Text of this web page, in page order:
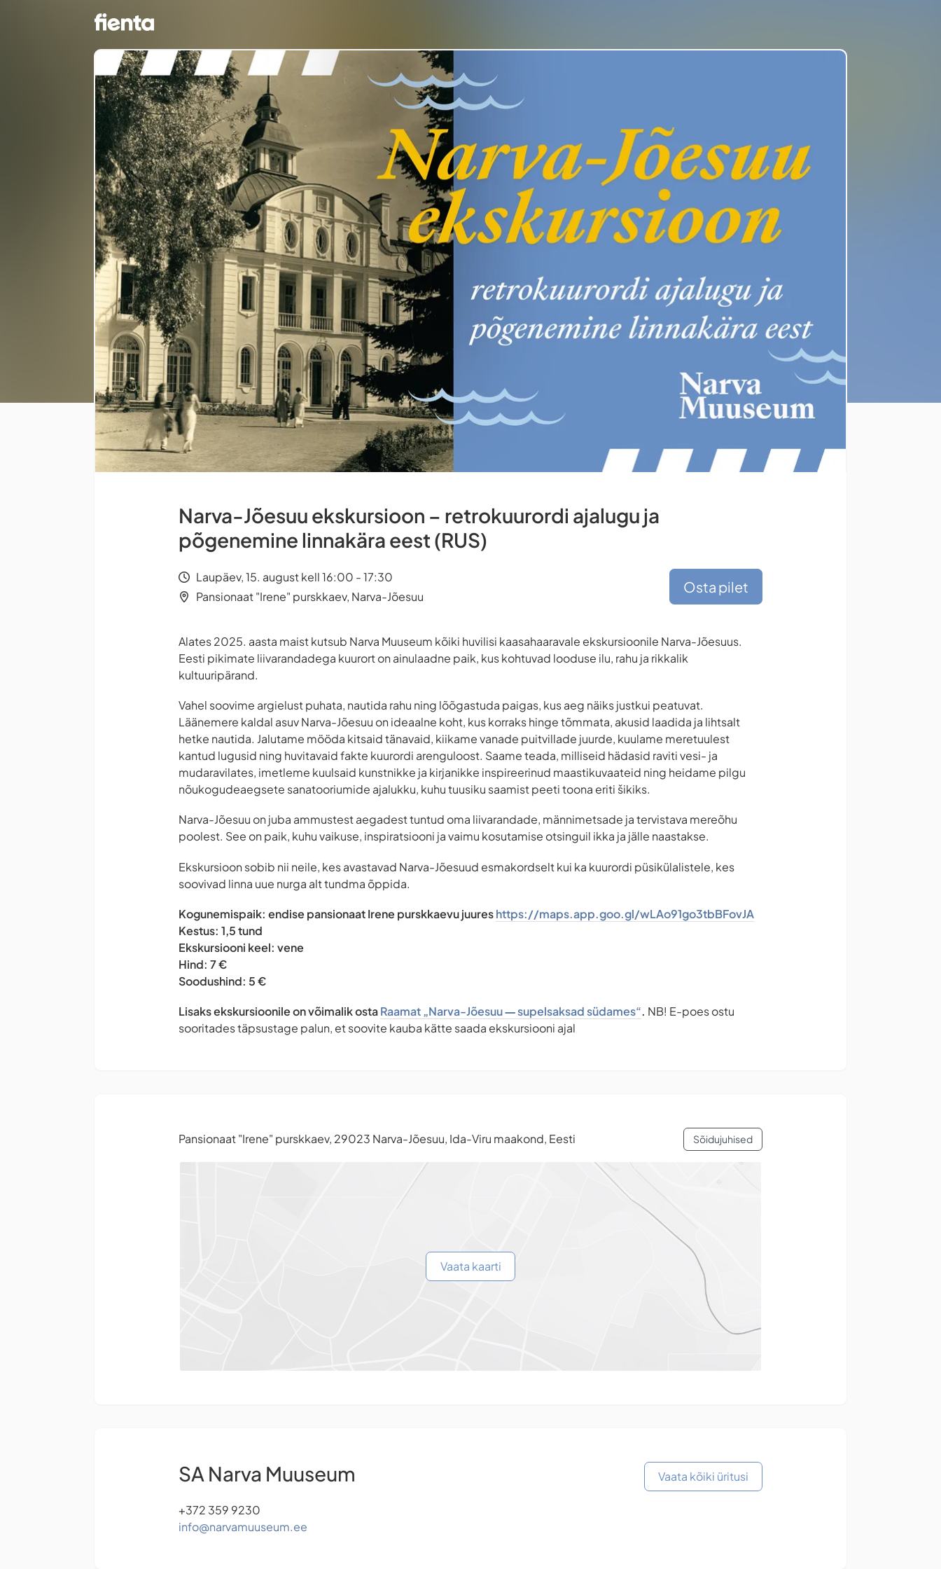
Narva-Jõesuu ekskursioon – retrokuurordi ajalugu ja
põgenemine linnakära eest (RUS)
Laupäev, 15. august kell 16:00 - 17:30
Pansionaat "Irene" purskkaev, Narva-Jõesuu
Osta pilet
Alates 2025. aasta maist kutsub Narva Muuseum kõiki huvilisi kaasahaaravale ekskursioonile Narva-Jõesuus.
Eesti pikimate liivarandadega kuurort on ainulaadne paik, kus kohtuvad looduse ilu, rahu ja rikkalik
kultuuripärand.
Vahel soovime argielust puhata, nautida rahu ning lõõgastuda paigas, kus aeg näiks justkui peatuvat.
Läänemere kaldal asuv Narva-Jõesuu on ideaalne koht, kus korraks hinge tõmmata, akusid laadida ja lihtsalt
hetke nautida. Jalutame mööda kitsaid tänavaid, kiikame vanade puitvillade juurde, kuulame meretuulest
kantud lugusid ning huvitavaid fakte kuurordi arenguloost. Saame teada, milliseid hädasid raviti vesi- ja
mudaravilates, imetleme kuulsaid kunstnikke ja kirjanikke inspireerinud maastikuvaateid ning heidame pilgu
nõukogudeaegsete sanatooriumide ajalukku, kuhu tuusiku saamist peeti toona eriti šikiks.
Narva-Jõesuu on juba ammustest aegadest tuntud oma liivarandade, männimetsade ja tervistava mereõhu
poolest. See on paik, kuhu vaikuse, inspiratsiooni ja vaimu kosutamise otsinguil ikka ja jälle naastakse.
Ekskursioon sobib nii neile, kes avastavad Narva-Jõesuud esmakordselt kui ka kuurordi püsikülalistele, kes
soovivad linna uue nurga alt tundma õppida.
Kogunemispaik: endise pansionaat Irene purskkaevu juureshttps://maps.app.goo.gl/wLAo91go3tbBFovJA
Kestus: 1,5 tund
Ekskursiooni keel: vene
Hind: 7 €
Soodushind: 5 €
Lisaks ekskursioonile on võimalik ostaRaamat „Narva-Jõesuu ― supelsaksad südames“. NB! E-poes ostu
sooritades täpsustage palun, et soovite kauba kätte saada ekskursiooni ajal
Pansionaat "Irene" purskkaev, 29023 Narva-Jõesuu, Ida-Viru maakond, Eesti Sõidujuhised
Vaata kaarti
SA Narva Muuseum
+372 359 9230
info@narvamuuseum.ee
Vaata kõiki üritusi